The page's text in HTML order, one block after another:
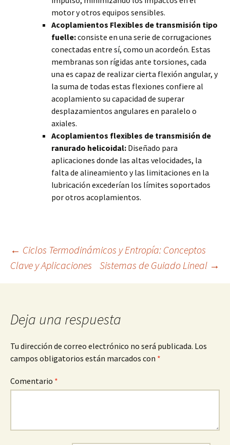
motor y otros equipos sensibles.
Acoplamientos Flexibles de transmisión tipo
fuelle:consiste en una serie de corrugaciones
conectadas entre sí, como un acordeón. Estas
membranas son rígidas ante torsiones, cada
una es capaz de realizar cierta flexión angular, y
la suma de todas estas flexiones confiere al
acoplamiento su capacidad de superar
desplazamientos angulares en paralelo o
axiales.
Acoplamientos flexibles de transmisión de
ranurado helicoidal: Diseñado para
aplicaciones donde las altas velocidades, la
falta de alineamiento y las limitaciones en la
lubricación excederían los límites soportados
por otros acoplamientos.
Navegación
de
entradas
← Ciclos Termodinámicos y Entropía: Conceptos
Clave y Aplicaciones
Sistemas de Guiado Lineal →
Deja una respuesta
Tu dirección de correo electrónico no será publicada. Los
campos obligatorios están marcados con *
Comentario *